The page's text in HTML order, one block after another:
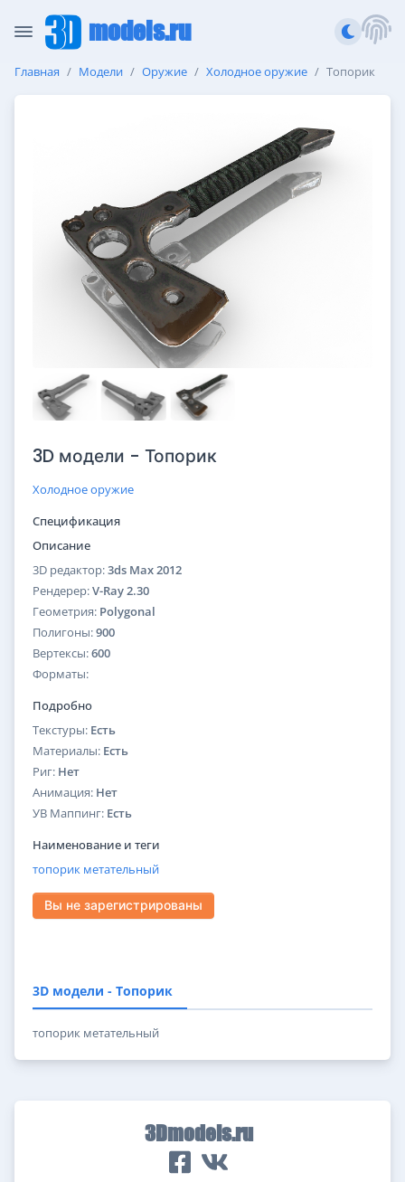
models.ru
Главная Модели Оружие Холодное оружие Топорик
3D модели - Топорик
Холодное оружие
Спецификация
Описание
3D редактор:3ds Max 2012
Рендерер:V-Ray 2.30
Геометрия: Polygonal
Полигоны:900
Вертексы:600
Форматы:
Подробно
Текстуры: Есть
Материалы: Есть
Риг: Нет
Анимация: Нет
УВ Маппинг: Есть
Наименование и теги
топорик метательный
Вы не зарегистрированы
3D модели - Топорик
топорик метательный
3Dmodels.ru